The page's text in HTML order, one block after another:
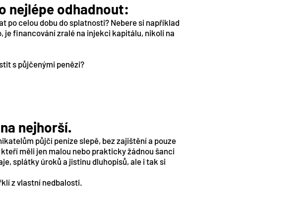
nejlépe odhadnout:
po celou dobu do splatnosti? Nebere si například
je financování zralé na injekci kapitálu, nikoli na
s půjčenými penězi?
nejhorší.
půjčí peníze slepě, bez zajištění a pouze
měli jen malou nebo prakticky žádnou šanci
splátky úroků a jistinu dluhopisů, ale i tak si
z vlastní nedbalosti.